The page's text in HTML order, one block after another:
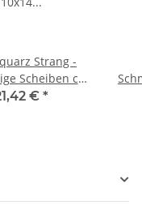
Strang -
Scheiben ca.
rosa, 40 cm
€ *